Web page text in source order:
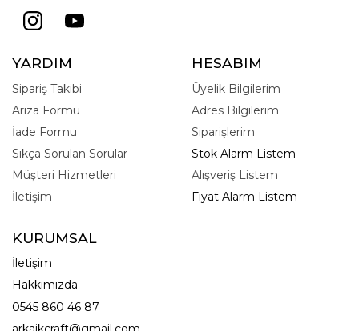
YARDIM
Sipariş Takibi
Arıza Formu
İade Formu
Sıkça Sorulan Sorular
Müşteri Hizmetleri
İletişim
HESABIM
Üyelik Bilgilerim
Adres Bilgilerim
Siparişlerim
Stok Alarm Listem
Alışveriş Listem
Fiyat Alarm Listem
KURUMSAL
İletişim
Hakkımızda
0545 860 46 87